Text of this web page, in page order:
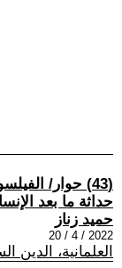
(43) حوار/
حداثة ما بعد
حميد زناز
2022 / 4 / 20
العلمانية، الدين